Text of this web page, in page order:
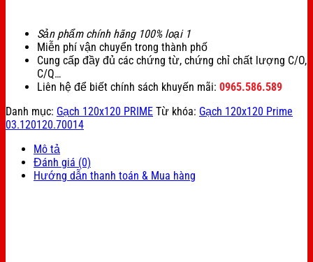
Sản phẩm chính hãng 100% loại 1
Miễn phí vận chuyển trong thành phố
Cung cấp đầy đủ các chứng từ, chứng chỉ chất lượng C/O,
C/Q…
Liên hệ để biết chính sách khuyến mãi: 0965.586.589
Danh mục: Gạch 120x120 PRIME Từ khóa: Gạch 120x120 Prime
03.120120.70014
Mô tả
Đánh giá (0)
Hướng dẫn thanh toán & Mua hàng